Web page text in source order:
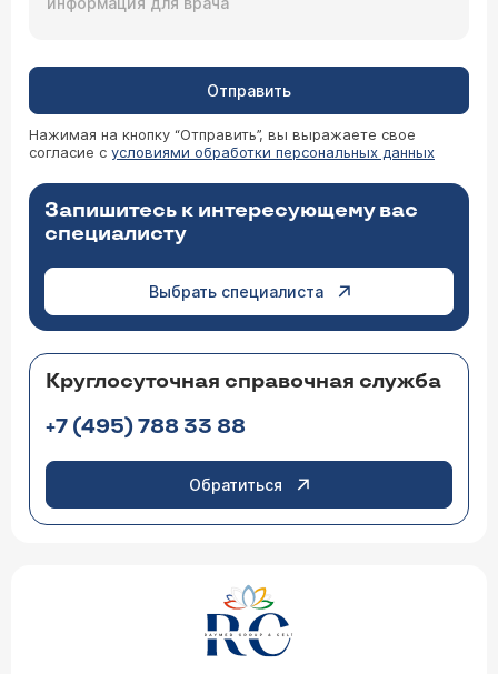
Отправить
Нажимая на кнопку “Отправить”, вы выражаете свое
согласие с условиями обработки персональных данных
Запишитесь к интересующему вас
специалисту
Выбрать специалиста
Круглосуточная справочная служба
+7 (495) 788 33 88
Обратиться